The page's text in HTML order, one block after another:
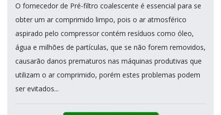
O fornecedor de Pré-filtro coalescente é essencial para se
obter um ar comprimido limpo, pois o ar atmosférico
aspirado pelo compressor contém resíduos como óleo,
água e milhões de partículas, que se não forem removidos,
causarão danos prematuros nas máquinas produtivas que
utilizam o ar comprimido, porém estes problemas podem
ser evitados...